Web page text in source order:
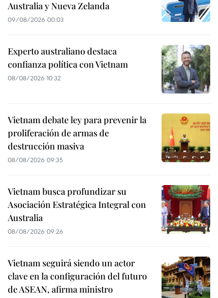
Australia y Nueva Zelanda
09/08/2026 00:03
Experto australiano destaca
confianza política con Vietnam
08/08/2026 10:32
Vietnam debate ley para prevenir la
proliferación de armas de
destrucción masiva
08/08/2026 09:35
Vietnam busca profundizar su
Asociación Estratégica Integral con
Australia
08/08/2026 09:26
Vietnam seguirá siendo un actor
clave en la configuración del futuro
de ASEAN, afirma ministro